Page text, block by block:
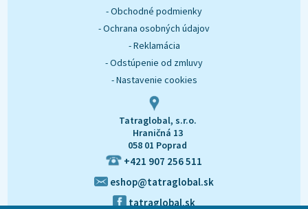
- Obchodné podmienky
- Ochrana osobných údajov
- Reklamácia
- Odstúpenie od zmluvy
- Nastavenie cookies
Tatraglobal, s.r.o.
Hraničná 13
058 01 Poprad
+421 907 256 511
eshop@tatraglobal.sk
tatraglobal.sk